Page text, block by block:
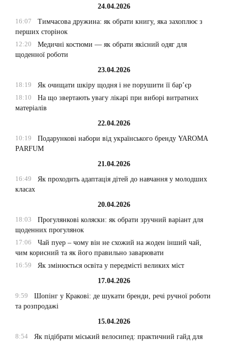
24.04.2026
16:07
Тимчасова дружина: як обрати книгу, яка захоплює з
перших сторінок
12:20
Медичні костюми — як обрати якісний одяг для
щоденної роботи
23.04.2026
18:19
Як очищати шкіру щодня і не порушити її бар’єр
18:10
На що звертають увагу лікарі при виборі витратних
матеріалів
22.04.2026
10:19
Подарункові набори від українського бренду YAROMA
PARFUM
21.04.2026
16:49
Як проходить адаптація дітей до навчання у молодших
класах
20.04.2026
18:03
Прогулянкові коляски: як обрати зручний варіант для
щоденних прогулянок
17:06
Чай пуер – чому він не схожий на жоден інший чай,
чим корисний та як його правильно заварювати
16:59
Як змінюється освіта у передмісті великих міст
17.04.2026
9:59
Шопінг у Кракові: де шукати бренди, речі ручної роботи
та розпродажі
15.04.2026
8:54
Як підібрати міський велосипед: практичний гайд для